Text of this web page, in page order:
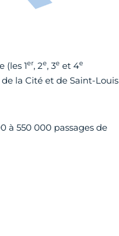
(les 1er, 2e, 3e et 4e
la Cité et de Saint-Louis
à 550 000 passages de